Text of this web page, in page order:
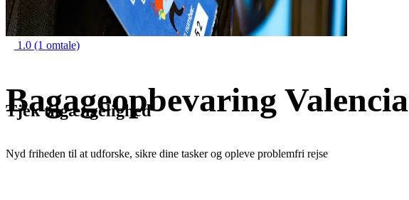
1.0 (1 omtale)
Bagageopbevaring Valencia
Nyd friheden til at udforske, sikre dine tasker og opleve problemfri rejse
Tjek tilgængelighed